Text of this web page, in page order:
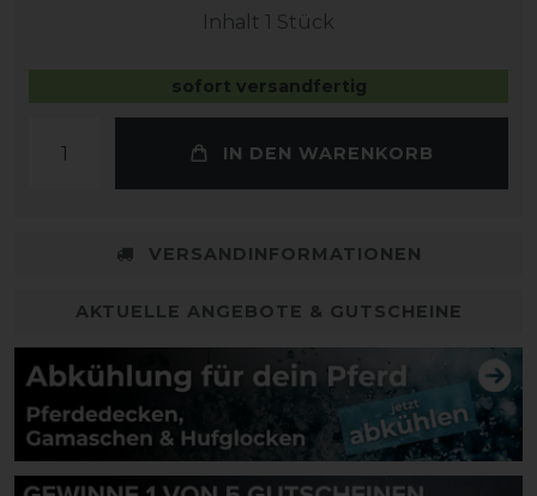
Inhalt 1 Stück
sofort versandfertig
IN DEN WARENKORB
VERSANDINFORMATIONEN
AKTUELLE ANGEBOTE & GUTSCHEINE